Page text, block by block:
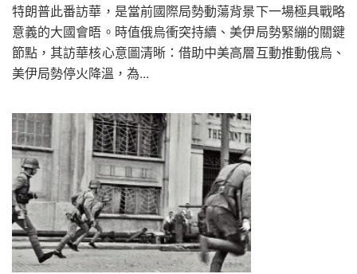
特朗普此番訪華，是當前國際局勢動蕩背景下一場極具戰略
意義的大國會晤。時值俄烏衝突持續、美伊局勢緊繃的關鍵
節點，其訪華核心意圖清晰：借助中美高層互動推動俄烏、
美伊局勢停火降溫，為...